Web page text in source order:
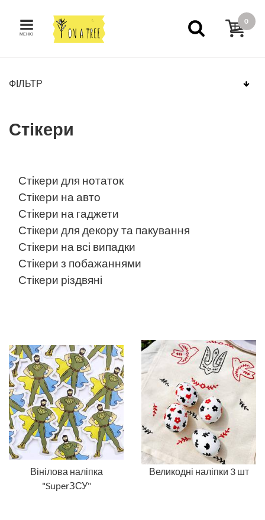
МЕНЮ
0
ФІЛЬТР
Стікери
Стікери для нотаток
Стікери на авто
Стікери на гаджети
Стікери для декору та пакування
Стікери на всі випадки
Стікери з побажаннями
Стікери різдвяні
Вінілова наліпка
"SuperЗСУ"
Великодні наліпки 3 шт